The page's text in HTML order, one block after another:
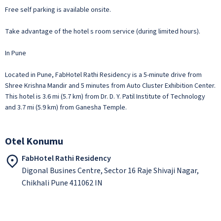
Free self parking is available onsite.
Take advantage of the hotel s room service (during limited hours).
In Pune
Located in Pune, FabHotel Rathi Residency is a 5-minute drive from
Shree Krishna Mandir and 5 minutes from Auto Cluster Exhibition Center.
This hotel is 3.6 mi (5.7 km) from Dr. D. Y. Patil Institute of Technology
and 3.7 mi (5.9 km) from Ganesha Temple.
Otel Konumu
FabHotel Rathi Residency
Digonal Busines Centre, Sector 16 Raje Shivaji Nagar,
Chikhali Pune 411062 IN